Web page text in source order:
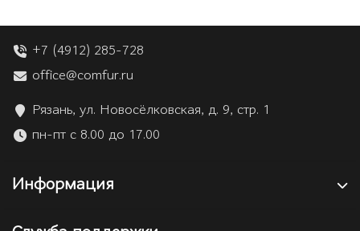
+7 (4912) 285-728
office@comfur.ru
Рязань, ул. Новосёлковская, д. 9, стр. 1
пн-пт с 8.00 до 17.00
Информация